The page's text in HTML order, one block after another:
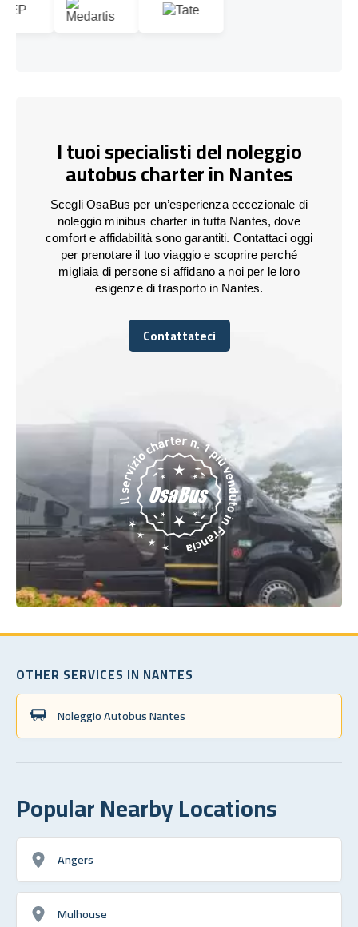
I tuoi specialisti del noleggio
autobus charter in Nantes
Scegli OsaBus per un’esperienza eccezionale di
noleggio minibus charter in tutta Nantes, dove
comfort e affidabilità sono garantiti. Contattaci oggi
per prenotare il tuo viaggio e scoprire perché
migliaia di persone si affidano a noi per le loro
esigenze di trasporto in Nantes.
Contattateci
Contattateci
OTHER SERVICES IN NANTES
Noleggio Autobus Nantes
Popular Nearby Locations
Angers
Mulhouse